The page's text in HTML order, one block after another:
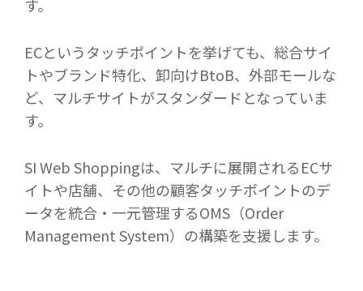
す。
ECというタッチポイントを挙げても、総合サイ
トやブランド特化、卸向けBtoB、外部モールな
ど、マルチサイトがスタンダードとなっていま
す。
SI Web Shoppingは、マルチに展開されるECサ
イトや店舗、その他の顧客タッチポイントのデ
ータを統合・一元管理するOMS（Order
Management System）の構築を支援します。